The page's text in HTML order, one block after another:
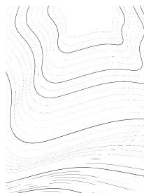
Перейти
к
основному
содержанию